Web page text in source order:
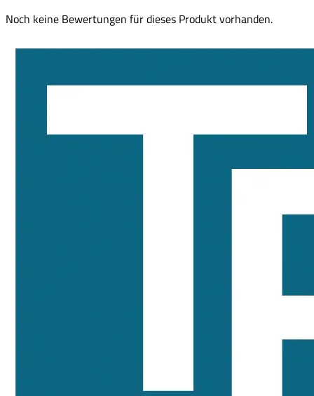
Noch keine Bewertungen für dieses Produkt vorhanden.